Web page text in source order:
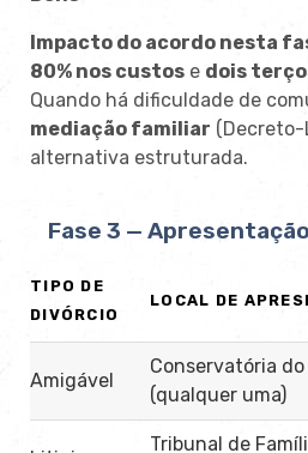
Impacto do acordo nesta
80% nos custos e dois
Quando há dificuldade de
mediação familiar (Decreto-
alternativa estruturada.
Fase 3 —
TIPO DE
DIVÓRCIO
LOCAL DE
Amigável
Conservatória
(qualquer uma)
Tribunal de